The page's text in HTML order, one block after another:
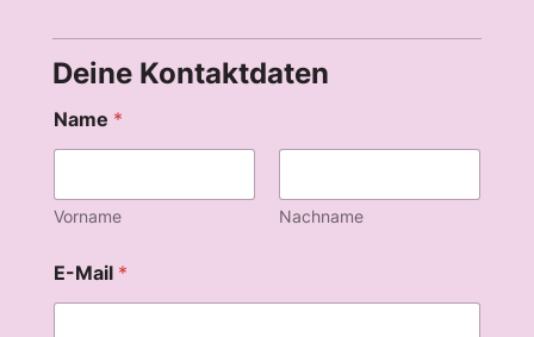
Deine Kontaktdaten
Name *
Vorname Nachname
E-Mail *